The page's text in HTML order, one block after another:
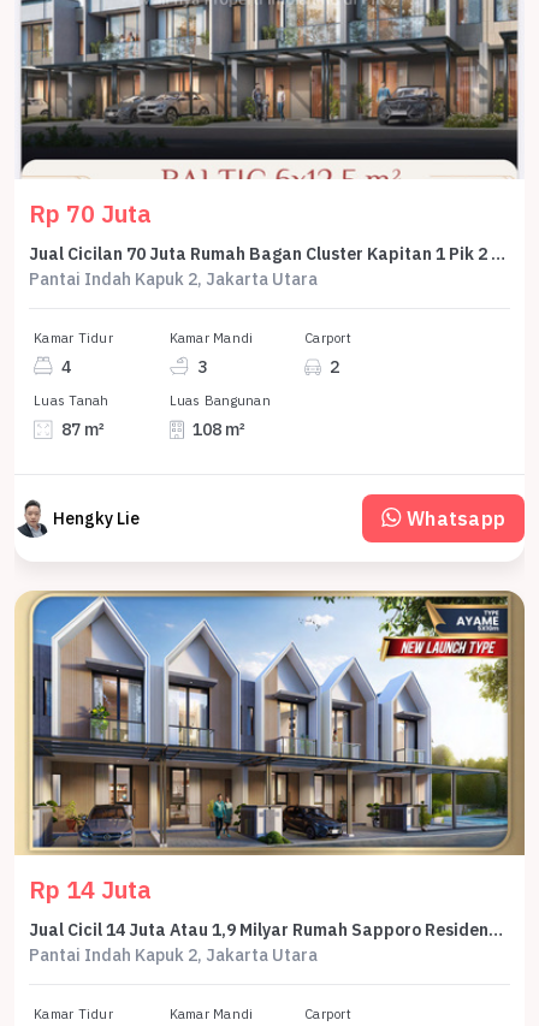
Rp 70 Juta
Jual Cicilan 70 Juta Rumah Bagan Cluster Kapitan 1 Pik 2 6x12,5 Baltic Hoek 87,5 M2 2 Lantai Dp 0% Selama 5 Tahun
Pantai Indah Kapuk 2, Jakarta Utara
Kamar Tidur
4
Kamar Mandi
3
Carport
2
Luas Tanah
87 m²
Luas Bangunan
108 m²
Hengky Lie Whatsapp
Rp 14 Juta
Jual Cicil 14 Juta Atau 1,9 Milyar Rumah Sapporo Residences 5x10 Ayame 2 Lantai Samping Pasir Putih Villa Pik2 - Sell House Sapporo 5x10 Ayame 2 Floor Side Of Pasir Putih Villa Pik 2
Pantai Indah Kapuk 2, Jakarta Utara
Kamar Tidur Kamar Mandi Carport